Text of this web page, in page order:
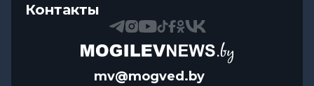
Контакты
mv@mogved.by